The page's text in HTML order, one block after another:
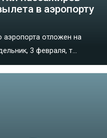
в аэропорту
аэропорта отложен на
3 февраля, т...